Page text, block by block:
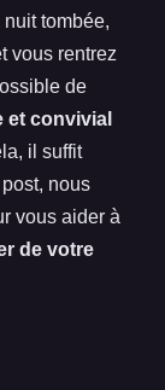
tombée,
vous rentrez
de
et convivial
il suffit
nous
vous aider à
de votre